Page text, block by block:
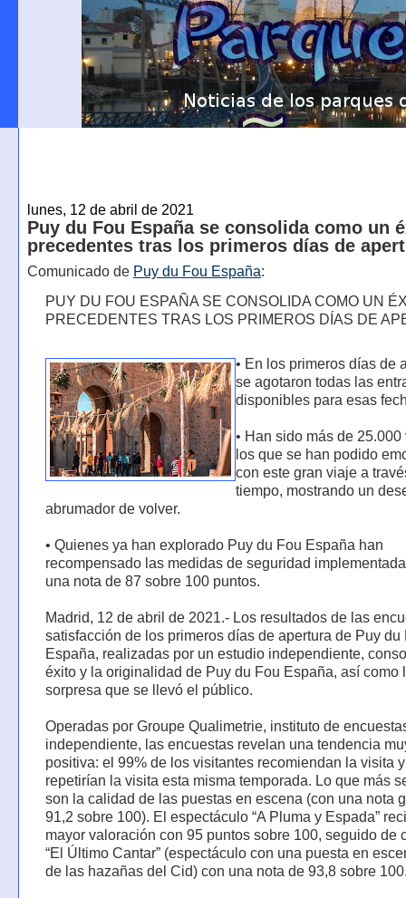
lunes, 12 de abril de 2021
Puy du Fou España se consolida como un
precedentes tras los primeros días de
Comunicado de Puy du Fou España:
PUY DU FOU ESPAÑA SE CONSOLIDA COMO UN
PRECEDENTES TRAS LOS PRIMEROS DÍAS DE
• En los primeros días de
se agotaron todas las
disponibles para esas
• Han sido más de
los que se han podido
con este gran viaje a
tiempo, mostrando un
abrumador de volver.
• Quienes ya han explorado Puy du Fou España han
recompensado las medidas de seguridad
una nota de 87 sobre 100 puntos.
Madrid, 12 de abril de 2021.- Los resultados de las
satisfacción de los primeros días de apertura de Puy du
España, realizadas por un estudio independiente,
éxito y la originalidad de Puy du Fou España, así como
sorpresa que se llevó el público.
Operadas por Groupe Qualimetrie, instituto de
independiente, las encuestas revelan una tendencia
positiva: el 99% de los visitantes recomiendan la visita
repetirían la visita esta misma temporada. Lo que más
son la calidad de las puestas en escena (con una nota
91,2 sobre 100). El espectáculo “A Pluma y Espada”
mayor valoración con 95 puntos sobre 100, seguido de
“El Último Cantar” (espectáculo con una puesta en
de las hazañas del Cid) con una nota de 93,8 sobre